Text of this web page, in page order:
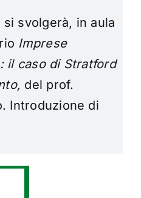
svolgerà, in aula
Imprese
il caso di Stratford
del prof.
Introduzione di